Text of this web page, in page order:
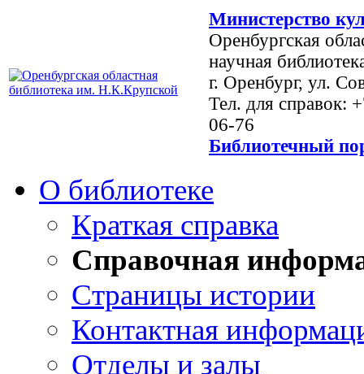
Министерство
Оренбургская
научная
г. Оренбург, ул.
Тел. для справок:
06-76
Библиотечный
О библиотеке
Краткая справка
Справочная
Страницы истории
Контактная
Отделы и залы